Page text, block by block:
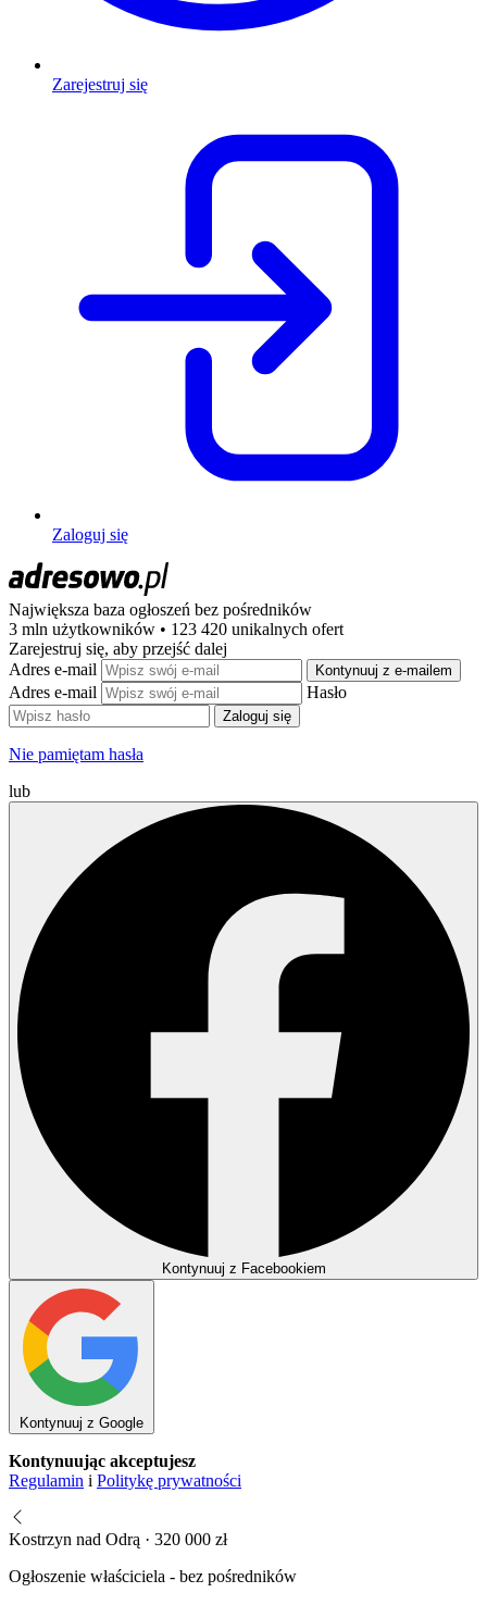
Zarejestruj się
Zaloguj się
Największa baza ogłoszeń bez pośredników
3 mln użytkowników • 123 420 unikalnych ofert
Zarejestruj się, aby przejść dalej
Adres e-mail
Kontynuuj z e-mailem
Adres e-mail Hasło
Zaloguj się
Nie pamiętam hasła
lub
Kontynuuj z Facebookiem
Kontynuuj z Google
Kontynuując akceptujesz
Regulamin i Politykę prywatności
Kostrzyn nad Odrą · 320 000 zł
Ogłoszenie właściciela - bez pośredników